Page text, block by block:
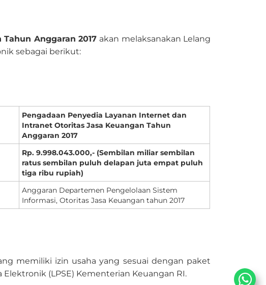
Anggaran 2017 akan melaksanakan Lelang
sebagai berikut:
Pengadaan Penyedia Layanan Internet dan
Intranet Otoritas Jasa Keuangan Tahun
Anggaran 2017
Rp. 9.998.043.000,- (Sembilan miliar sembilan
ratus sembilan puluh delapan juta empat puluh
tiga ribu rupiah)
Anggaran Departemen Pengelolaan Sistem
Informasi, Otoritas Jasa Keuangan tahun 2017
memiliki izin usaha yang sesuai dengan paket
(LPSE) Kementerian Keuangan RI.